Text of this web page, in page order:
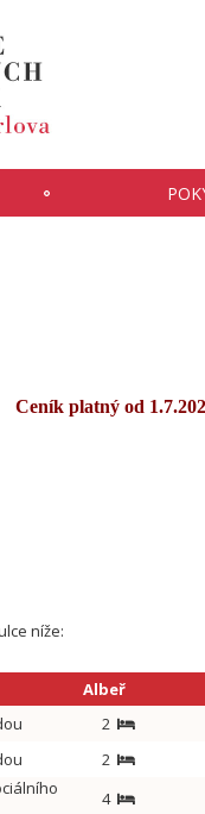
Ceník platný od
níže:
Albeř
2
2
4